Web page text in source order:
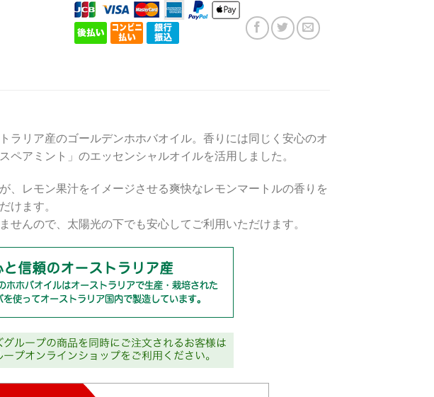
ラリア産のゴールデンホホバオイル。香りには同じく安心のオ
ペアミント」のエッセンシャルオイルを活用しました。
、レモン果汁をイメージさせる爽快なレモンマートルの香りを
けます。
んので、太陽光の下でも安心してご利用いただけます。